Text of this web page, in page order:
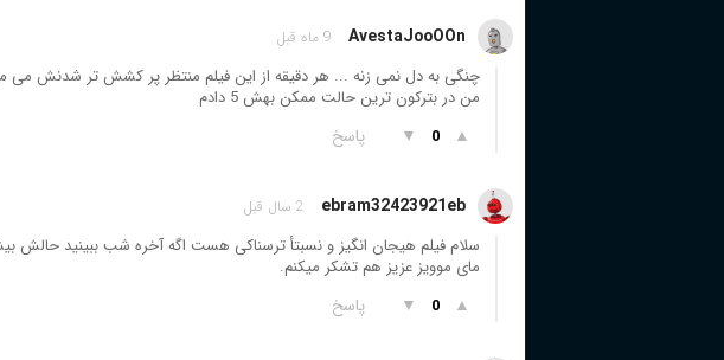
AvestaJooOOn 9 ماه قبل
چنگی به دل نمی زنه ... هر دقیقه از این فیلم منتظر پر کشش تر شدنش می
من در بترکون ترین حالت ممکن بهش 5 دادم
▲
0
▼ پاسخ
ebram32423921eb 2 سال قبل
سلام فیلم هیجان انگیز و نسبتأ ترسناکی هست اگه آخره شب ببینید حالش
مای موویز عزیز هم تشکر میکنم.
▲
0
▼ پاسخ